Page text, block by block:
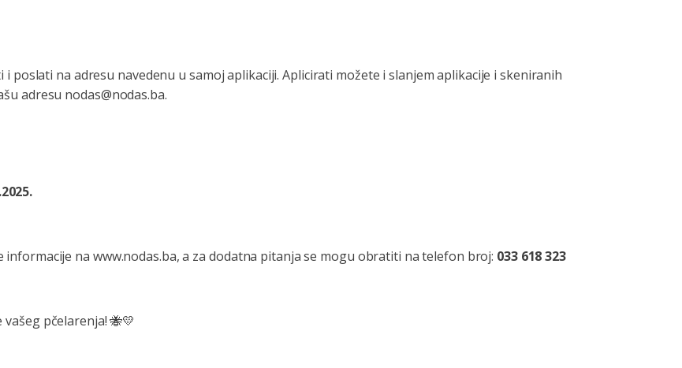
poslati na adresu navedenu u samoj aplikaciji. Aplicirati možete i slanjem aplikacije i skeniranih
adresu nodas@nodas.ba.
na www.nodas.ba, a za dodatna pitanja se mogu obratiti na telefon broj: 033 618 323
pčelarenja! 🐝💛